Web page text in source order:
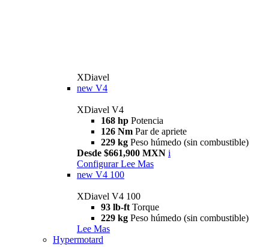
XDiavel
new V4
XDiavel V4
168 hp Potencia
126 Nm Par de apriete
229 kg Peso húmedo (sin combustible)
Desde $661,900 MXN i
Configurar Lee Mas
new V4 100
XDiavel V4 100
93 lb-ft Torque
229 kg Peso húmedo (sin combustible)
Lee Mas
Hypermotard